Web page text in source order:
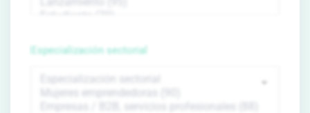
Especialización sectorial